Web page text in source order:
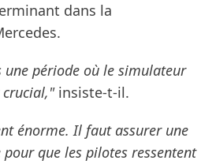
dans la
une période où le simulateur
crucial,"insiste-t-il.
énorme. Il faut assurer une
que les pilotes ressentent